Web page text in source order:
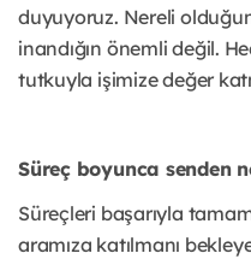
duyuyoruz. Nereli
inandığın önemli değil.
tutkuyla işimize değer
Süreç boyunca senden
Süreçleri başarıyla
aramıza katılmanı